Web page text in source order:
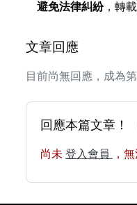
避免法律糾紛，轉
文章回應
目前尚無回應，成為
回應本篇文章！
尚未 登入會員 ，